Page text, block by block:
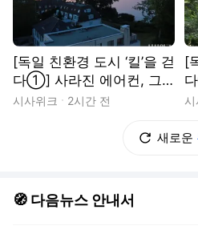
[독일 친환경 도시 ‘킬’을 걷
다①] 사라진 에어컨, 그
‘불편’의 미학
시사위크 2시간 전
[
시
새로운
🧭 다음뉴스 안내서